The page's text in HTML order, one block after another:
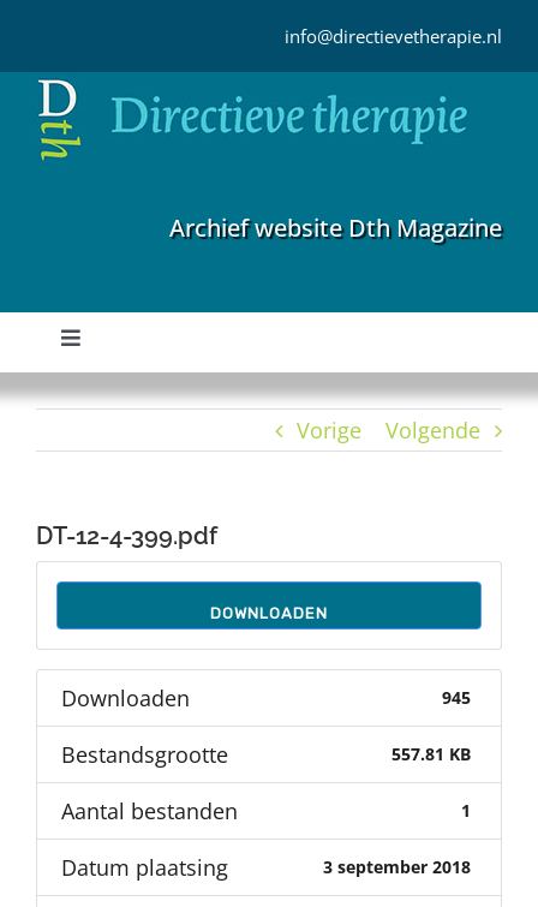
inhoud
info@directievetherapie.nl
Archief website Dth Magazine
Toggle
Navigation
Home
Auteurs
Over Dth
Contact
Vorige Volgende
DT-12-4-399.pdf
DOWNLOADEN
Downloaden 945
Bestandsgrootte 557.81 KB
Aantal bestanden 1
Datum plaatsing 3 september 2018